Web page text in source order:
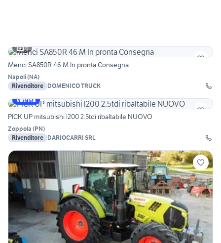
6
Menci SA850R 46 M In pronta Consegna
Napoli(NA)
Rivenditore DOMENICO TRUCK
Vetrina
PICK UP mitsubishi l200 2.5tdi ribaltabile NUOVO
Zoppola (PN)
Rivenditore DARIOCARRI SRL